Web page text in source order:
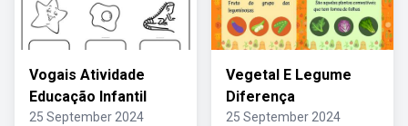
Vogais Atividade
Educação Infantil
25 September 2024
Vegetal E Legume
Diferença
25 September 2024